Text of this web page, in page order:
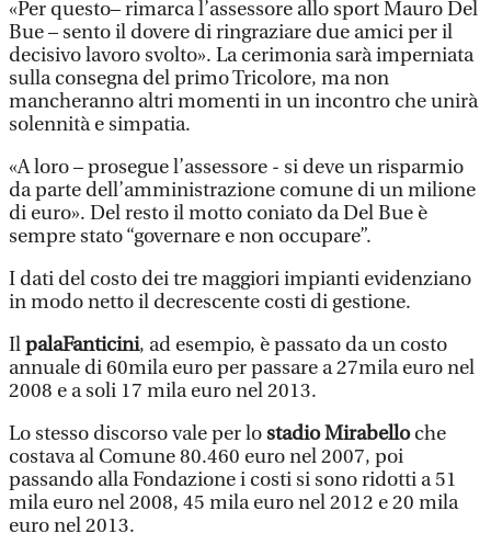
«Per questo– rimarca l’assessore allo sport Mauro Del
Bue – sento il dovere di ringraziare due amici per il
decisivo lavoro svolto». La cerimonia sarà imperniata
sulla consegna del primo Tricolore, ma non
mancheranno altri momenti in un incontro che unirà
solennità e simpatia.
«A loro – prosegue l’assessore - si deve un risparmio
da parte dell’amministrazione comune di un milione
di euro». Del resto il motto coniato da Del Bue è
sempre stato “governare e non occupare”.
I dati del costo dei tre maggiori impianti evidenziano
in modo netto il decrescente costi di gestione.
IlpalaFanticini, ad esempio, è passato da un costo
annuale di 60mila euro per passare a 27mila euro nel
2008 e a soli 17 mila euro nel 2013.
Lo stesso discorso vale per lostadio Mirabelloche
costava al Comune 80.460 euro nel 2007, poi
passando alla Fondazione i costi si sono ridotti a 51
mila euro nel 2008, 45 mila euro nel 2012 e 20 mila
euro nel 2013.